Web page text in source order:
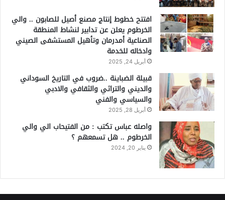
افتتح خطوط إنتاج مصنع أصيل للصابون .. والي
الخرطوم يعلن عن تدابير لنشاط المنطقة
الصناعية أمدرمان وتأهيل المستشفى الصيني
وادخاله للخدمة
أبريل 24, 2025
قبيلة الضباينة ..ضروب في التاريخ السوداني
والديني والتراثي والثقافي والادبي
والسياسي والفني
أبريل 28, 2025
واصله عباس تكتب : من الفتيحاب الي والي
الخرطوم .. هل تسمعهم ؟
يناير 20, 2024